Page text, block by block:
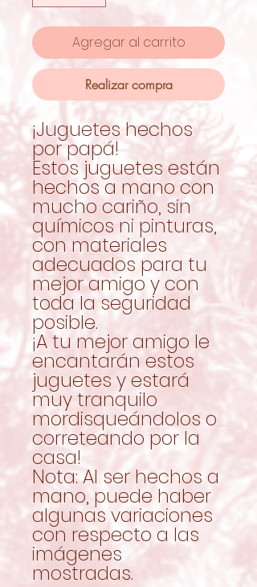
Agregar al carrito
Realizar compra
¡Juguetes hechos
por papá!
Estos juguetes están
hechos a mano con
mucho cariño, sin
químicos ni pinturas,
con materiales
adecuados para tu
mejor amigo y con
toda la seguridad
posible.
¡A tu mejor amigo le
encantarán estos
juguetes y estará
muy tranquilo
mordisqueándolos o
correteando por la
casa!
Nota: Al ser hechos a
mano, puede haber
algunas variaciones
con respecto a las
imágenes
mostradas.